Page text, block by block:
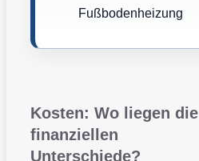
Fußbodenheizung
Kosten: Wo liegen die
finanziellen
Unterschiede?